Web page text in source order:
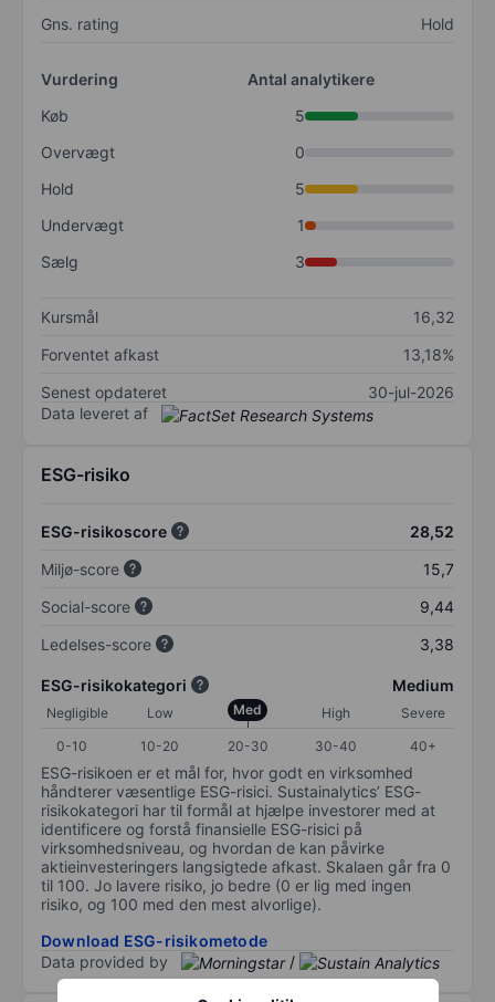
Gns. rating Hold
Vurdering
Antal analytikere
Køb
5
Overvægt
0
Hold
5
Undervægt
1
Sælg
3
Kursmål
16,32
Forventet afkast
13,18%
Senest opdateret
30-jul-2026
Data leveret af
ESG-risiko
ESG-risikoscore
28,52
Miljø-score
15,7
Social-score
9,44
Ledelses-score
3,38
ESG-risikokategori Medium
Negligible Low Med High
Severe
0-10
10-20 20-30 30-40 40+
ESG-risikoen er et mål for, hvor godt en virksomhed
håndterer væsentlige ESG-risici. Sustainalytics’ ESG-
risikokategori har til formål at hjælpe investorer med at
identificere og forstå finansielle ESG-risici på
virksomhedsniveau, og hvordan de kan påvirke
aktieinvesteringers langsigtede afkast. Skalaen går fra 0
til 100. Jo lavere risiko, jo bedre (0 er lig med ingen
risiko, og 100 med den mest alvorlige).
Download ESG-risikometode
Data provided by
/